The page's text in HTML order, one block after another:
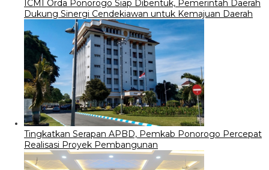
ICMI Orda Ponorogo Siap Dibentuk, Pemerintah Daerah
Dukung Sinergi Cendekiawan untuk Kemajuan Daerah
Tingkatkan Serapan APBD, Pemkab Ponorogo Percepat
Realisasi Proyek Pembangunan